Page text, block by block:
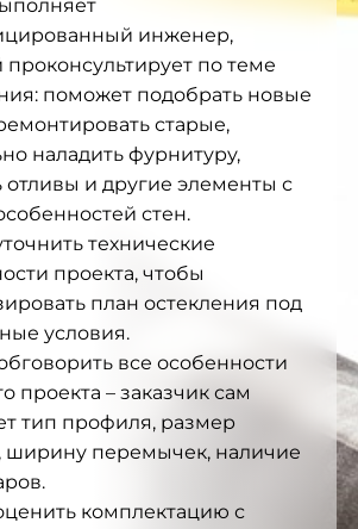
инженер,
проконсультирует по теме
поможет подобрать новые
старые,
наладить фурнитуру,
отливы и другие элементы с
стен.
технические
проекта, чтобы
план остекления под
условия.
все особенности
проекта – заказчик сам
тип профиля, размер
ширину перемычек, наличие
комплектацию с